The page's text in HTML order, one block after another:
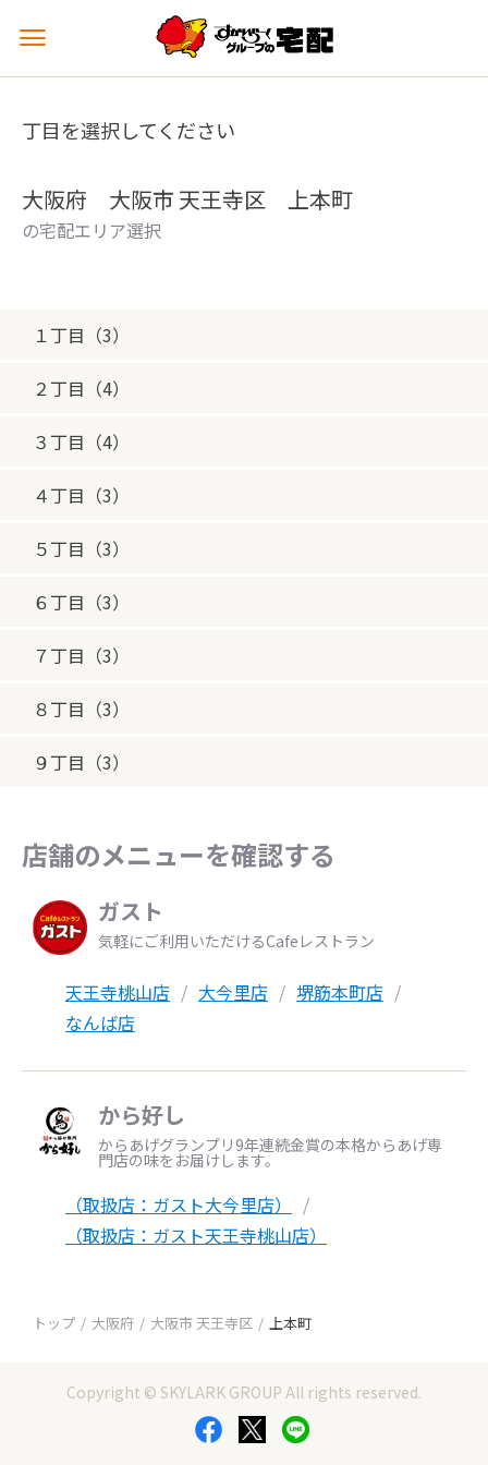
メ
ュ
を
丁目を選択してください
大阪府 大阪市 天王寺区 上本町
の宅配エリア選択
１丁目（3）
２丁目（4）
３丁目（4）
４丁目（3）
５丁目（3）
６丁目（3）
７丁目（3）
８丁目（3）
９丁目（3）
店舗のメニューを確認する
ガスト
気軽にご利用いただけるCafeレストラン
天王寺桃山店 大今里店
堺筋本町店
なんば店
から好し
からあげグランプリ9年連続金賞の本格からあげ専
門店の味をお届けします。
（取扱店：ガスト大今里店）
（取扱店：ガスト天王寺桃山店）
トップ 大阪府 大阪市 天王寺区 上本町
Copyright © SKYLARK GROUP All rights reserved.